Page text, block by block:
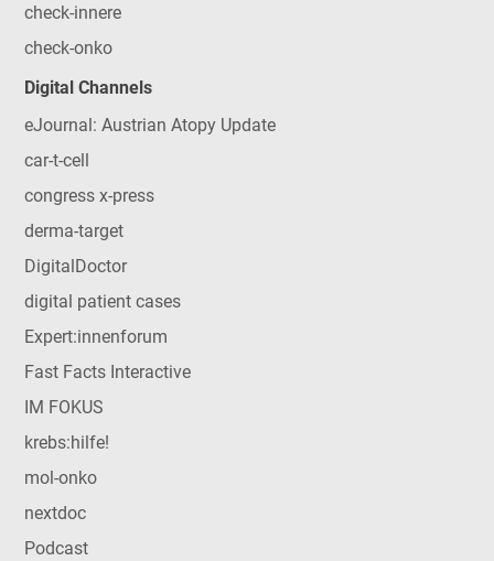
check-innere
check-onko
Digital Channels
eJournal: Austrian Atopy Update
car-t-cell
congress x-press
derma-target
DigitalDoctor
digital patient cases
Expert:innenforum
Fast Facts Interactive
IM FOKUS
krebs:hilfe!
mol-onko
nextdoc
Podcast